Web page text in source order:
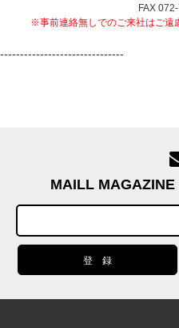
FAX
※事前連絡無しでのご来社はご遠
-------------------------------
MAILL MAGAZINE